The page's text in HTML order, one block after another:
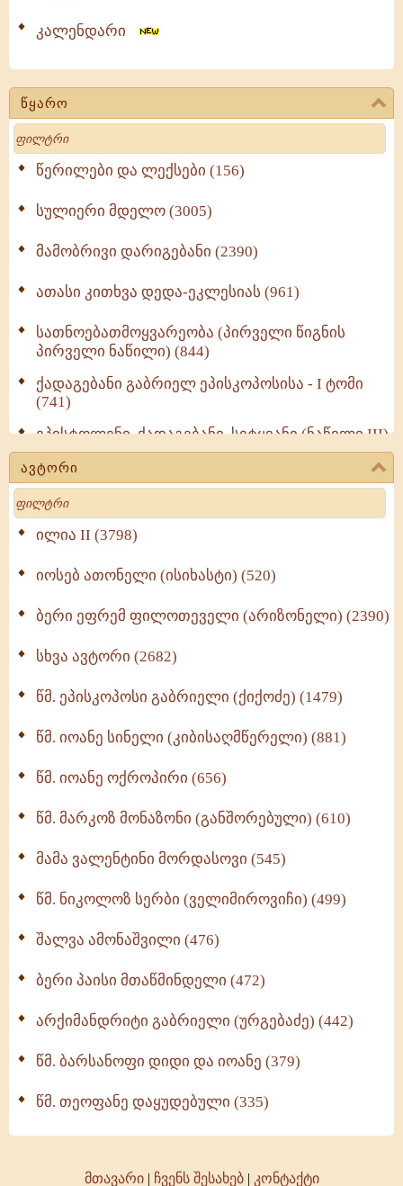
კალენდარი
წყარო
Search
წერილები და ლექსები (156)
სულიერი მდელო (3005)
მამობრივი დარიგებანი (2390)
ათასი კითხვა დედა-ეკლესიას (961)
სათნოებათმოყვარეობა (პირველი წიგნის
პირველი ნაწილი) (844)
ქადაგებანი გაბრიელ ეპისკოპოსისა - I ტომი
(741)
ეპისტოლენი, ქადაგებანი, სიტყვანი (ნაწილი III)
(723)
მოძღვრის ძალზე სასარგებლო რჩევები
მრევლისათვის (545)
Wisdomge (514)
ქადაგებანი გაბრიელ ეპისკოპოსისა - II ტომი
სულიერი ცხოვრების სახელმძღვანელო -
ნაწილი II (369)
ავტორი
Search
ილია II (3798)
იოსებ ათონელი (ისიხასტი) (520)
ბერი ეფრემ ფილოთეველი (არიზონელი) (2390)
სხვა ავტორი (2682)
წმ. ეპისკოპოსი გაბრიელი (ქიქოძე) (1479)
წმ. იოანე სინელი (კიბისაღმწერელი) (881)
წმ. იოანე ოქროპირი (656)
წმ. მარკოზ მონაზონი (განშორებული) (610)
მამა ვალენტინი მორდასოვი (545)
წმ. ნიკოლოზ სერბი (ველიმიროვიჩი) (499)
შალვა ამონაშვილი (476)
ბერი პაისი მთაწმინდელი (472)
არქიმანდრიტი გაბრიელი (ურგებაძე) (442)
წმ. ბარსანოფი დიდი და იოანე (379)
წმ. თეოფანე დაყუდებული (335)
მთავარი| ჩვენს შესახებ| კონტაქტი